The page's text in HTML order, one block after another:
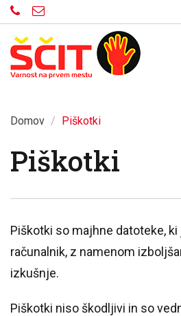
Domov / Piškotki
Piškotki
Piškotki so majhne datoteke,
računalnik, z namenom
izkušnje.
Piškotki niso škodljivi in so